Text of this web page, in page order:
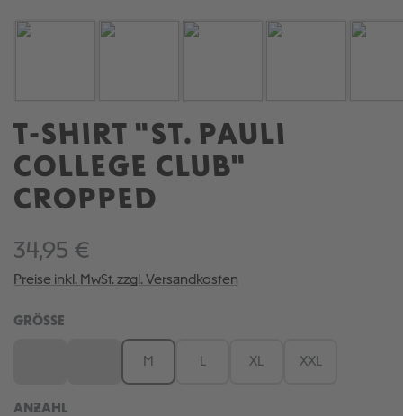
T-SHIRT "ST. PAULI
COLLEGE CLUB"
CROPPED
34,95 €
Preise inkl. MwSt. zzgl. Versandkosten
GRÖSSE
M XL XXL
ANZAHL